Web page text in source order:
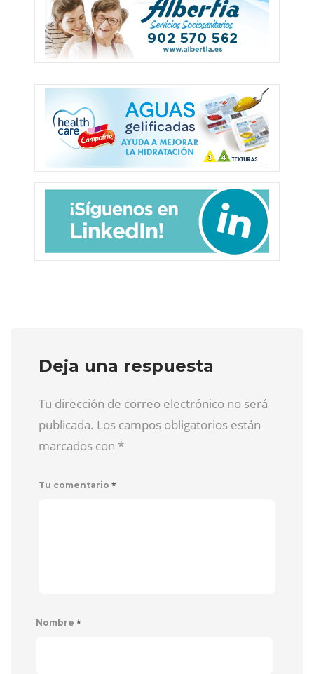
Deja una respuesta
Tu dirección de correo electrónico no será
publicada. Los campos obligatorios están
marcados con *
Tu comentario *
Nombre *